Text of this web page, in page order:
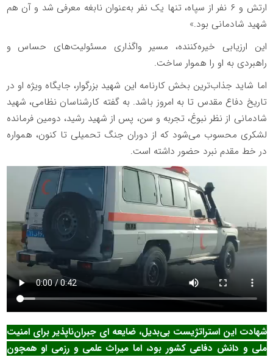
ارتش و ۶ نفر از سپاه، تنها یک نفر به‌عنوان نابغه معرفی شد و آن هم
شهید شادمانی بود.»
این ارزیابی خیره‌کننده، مسیر واگذاری مسئولیت‌های حساس و
راهبردی به او را هموار ساخت.
اما شاید جذاب‌ترین بخش کارنامه این شهید بزرگوار، جایگاه ویژه او در
تاریخ دفاع مقدس تا به امروز باشد. به گفته کارشناسان نظامی، شهید
شادمانی از نظر نبوغ، تجربه و سن، پس از شهید رشید، دومین فرمانده
لشکری محسوب می‌شود که از دوران جنگ تحمیلی تا کنون، همواره
در خط مقدم نبرد حضور داشته است.
شهادت این استراتژیست بی‌بدیل، ضایعه ای جبران‌ناپذیر برای امنیت
ملی و دانش دفاعی کشور بود، اما میراث علمی و رزمی او همچون